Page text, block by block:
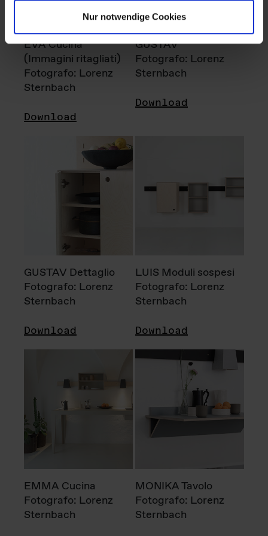
Nur notwendige Cookies
EVA Cucina
(Immagini ritagliati)
Fotografo: Lorenz
Sternbach
Download
GUSTAV
Fotografo: Lorenz
Sternbach
Download
GUSTAV Dettaglio
Fotografo: Lorenz
Sternbach
Download
LUIS Moduli sospesi
Fotografo: Lorenz
Sternbach
Download
EMMA Cucina
Fotografo: Lorenz
Sternbach
MONIKA Tavolo
Fotografo: Lorenz
Sternbach